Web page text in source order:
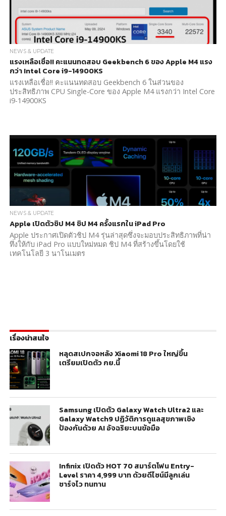
NEWS & UPDATE
แรงเหลือเชื่อ!! คะแนนทดสอบ Geekbench 6 ของ Apple M4 แรง
กว่า Intel Core i9-14900KS
แรงเหลือเชื่อ!! คะแนนทดสอบ Geekbench 6 ในส่วนของ
ประสิทธิภาพ CPU Single-Core ของ Apple M4 แรงกว่า Intel Core
i9-14900KS
NEWS & UPDATE
Apple เปิดตัวชิป M4 ชิป M4 ครั้งแรกใน iPad Pro
Apple ประกาศเปิดตัวชิป M4 รุ่นล่าสุดซึ่งจะมอบประสิทธิภาพที่น่า
ทึ่งให้กับ iPad Pro แบบใหม่หมด ชิป M4 ที่สร้างขึ้นโดยใช้
เทคโนโลยี 3 นาโนเมตร
เรื่องน่าสนใจ
หลุดสเปกจอหลัง Xiaomi 18 Pro ใหญ่ขึ้น
เตรียมเปิดตัว กย.นี้
Samsung เปิดตัว Galaxy Watch Ultra2 และ
Galaxy Watch9 ปฏิวัติการดูแลสุขภาพเชิง
ป้องกันด้วย AI อัจฉริยะบนข้อมือ
Infinix เปิดตัว HOT 70 สมาร์ตโฟน Entry-
Level ราคา 4,999 บาท ด้วยดีไซน์มีลูกเล่น
ชาร์จไว ทนทาน